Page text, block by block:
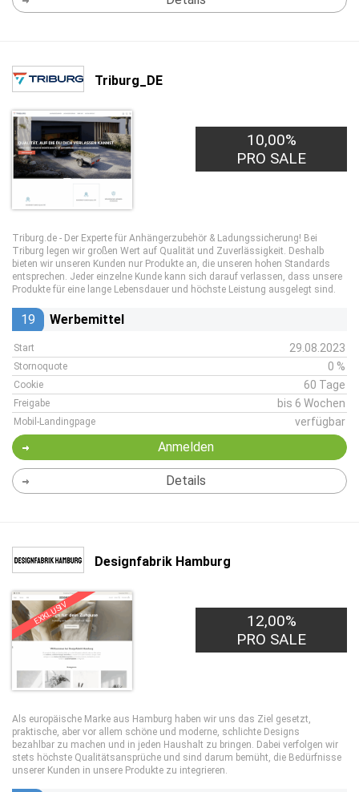
Triburg_DE
10,00%
PRO SALE
Triburg.de - Der Experte für Anhängerzubehör & Ladungssicherung! Bei
Triburg legen wir großen Wert auf Qualität und Zuverlässigkeit. Deshalb
bieten wir unseren Kunden nur Produkte an, die unseren hohen Standards
entsprechen. Jeder einzelne Kunde kann sich darauf verlassen, dass unsere
Produkte für eine lange Lebensdauer und höchste Leistung ausgelegt sind.
19 Werbemittel
Start 29.08.2023
Stornoquote 0 %
Cookie 60 Tage
Freigabe bis 6 Wochen
Mobil-Landingpage verfügbar
Anmelden
Details
Designfabrik Hamburg
EXKLUSIV
12,00%
PRO SALE
Als europäische Marke aus Hamburg haben wir uns das Ziel gesetzt,
praktische, aber vor allem schöne und moderne, schlichte Designs
bezahlbar zu machen und in jeden Haushalt zu bringen. Dabei verfolgen wir
stets höchste Qualitätsansprüche und sind darum bemüht, die Bedürfnisse
unserer Kunden in unsere Produkte zu integrieren.